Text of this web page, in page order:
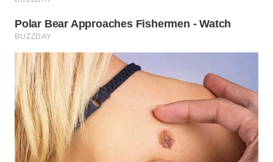
WN
PRIANGAN
WN
SEMARANG
WN
SOLO